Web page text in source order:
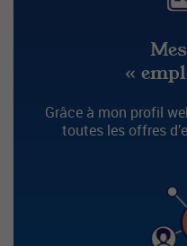
«
Grâce à mon profil
toutes les offres